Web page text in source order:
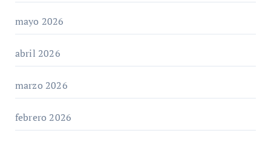
mayo 2026
abril 2026
marzo 2026
febrero 2026